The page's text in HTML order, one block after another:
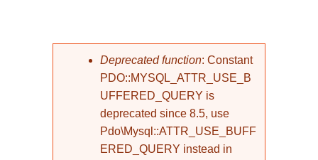
Fehlermeldung
Deprecated function: Constant
PDO::MYSQL_ATTR_USE_B
UFFERED_QUERY is
deprecated since 8.5, use
Pdo\Mysql::ATTR_USE_BUFF
ERED_QUERY instead in